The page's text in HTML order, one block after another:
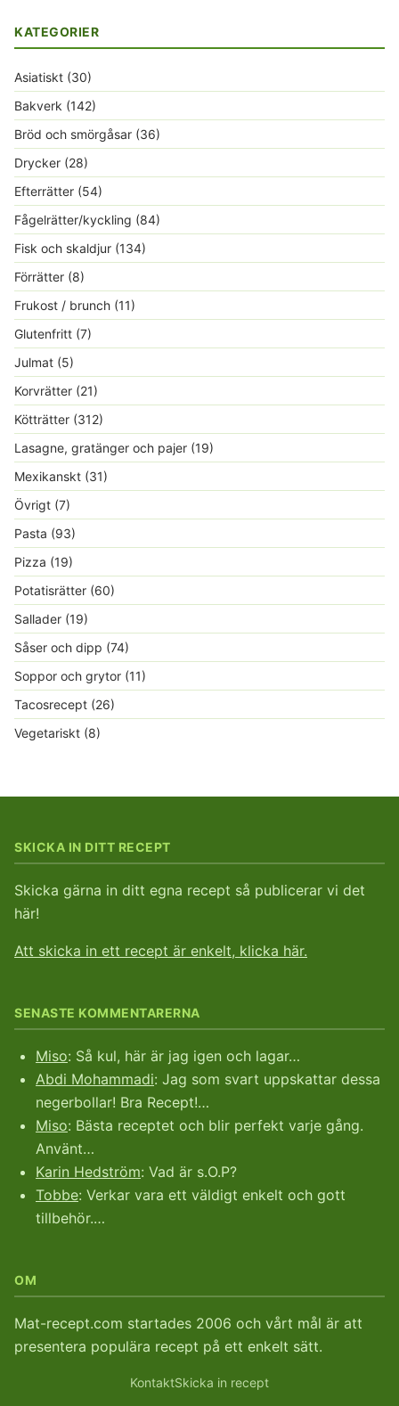
KATEGORIER
Asiatiskt (30)
Bakverk (142)
Bröd och smörgåsar (36)
Drycker (28)
Efterrätter (54)
Fågelrätter/kyckling (84)
Fisk och skaldjur (134)
Förrätter (8)
Frukost / brunch (11)
Glutenfritt (7)
Julmat (5)
Korvrätter (21)
Kötträtter (312)
Lasagne, gratänger och pajer (19)
Mexikanskt (31)
Övrigt (7)
Pasta (93)
Pizza (19)
Potatisrätter (60)
Sallader (19)
Såser och dipp (74)
Soppor och grytor (11)
Tacosrecept (26)
Vegetariskt (8)
SKICKA IN DITT RECEPT
Skicka gärna in ditt egna recept så publicerar vi det
här!
Att skicka in ett recept är enkelt, klicka här.
SENASTE KOMMENTARERNA
Miso: Så kul, här är jag igen och lagar…
Abdi Mohammadi: Jag som svart uppskattar dessa
negerbollar! Bra Recept!…
Miso: Bästa receptet och blir perfekt varje gång.
Använt…
Karin Hedström: Vad är s.O.P?
Tobbe: Verkar vara ett väldigt enkelt och gott
tillbehör.…
OM
Mat-recept.com startades 2006 och vårt mål är att
presentera populära recept på ett enkelt sätt.
KontaktSkicka in recept